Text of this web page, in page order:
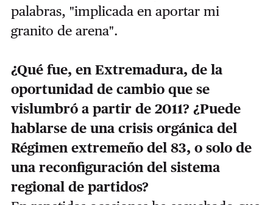
palabras, "implicada en aportar mi
granito de arena".
¿Qué fue, en Extremadura, de la
oportunidad de cambio que se
vislumbró a partir de 2011? ¿Puede
hablarse de una crisis orgánica del
Régimen extremeño del 83, o solo de
una reconfiguración del sistema
regional de partidos?